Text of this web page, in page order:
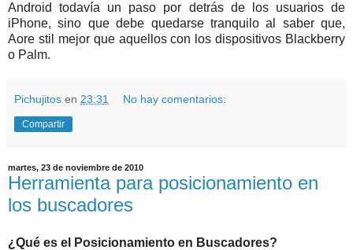
Android todavía un paso por detrás de los usuarios de
iPhone, sino que debe quedarse tranquilo al saber que,
Aore stil mejor que aquellos con los dispositivos Blackberry
o Palm.
Pichujitos en 23:31 No hay comentarios:
Compartir
martes, 23 de noviembre de 2010
Herramienta para posicionamiento en
los buscadores
¿Qué es el Posicionamiento en Buscadores?